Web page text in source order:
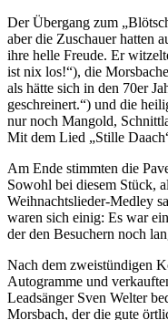
Der Übergang zum
aber die Zuschauer hatten
ihre helle Freude. Er
ist nix los!“), die
als hätte sich in den 70er
geschreinert.“) und die
nur noch Mangold,
Mit dem Lied „Stille
Am Ende stimmten die
Sowohl bei diesem Stück,
Weihnachtslieder-Medley
waren sich einig: Es war
der den Besuchern noch
Nach dem zweistündigen
Autogramme und
Leadsänger Sven Welter
Morsbach, der die gute